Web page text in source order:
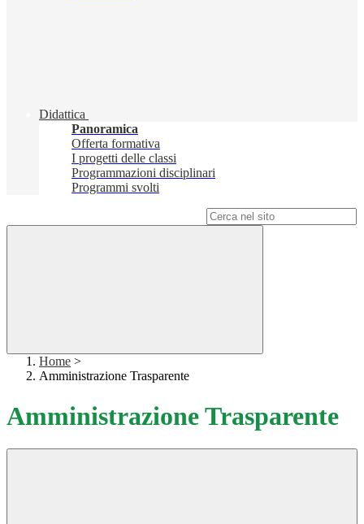
Didattica
Panoramica
Offerta formativa
I progetti delle classi
Programmazioni disciplinari
Programmi svolti
Home >
Amministrazione Trasparente
Amministrazione Trasparente